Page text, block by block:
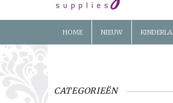
HOME NIEUW
CATEGORIEËN